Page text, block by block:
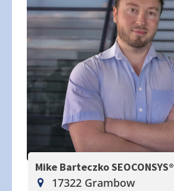
Mike Barteczko SEOCONSYS®
17322 Grambow